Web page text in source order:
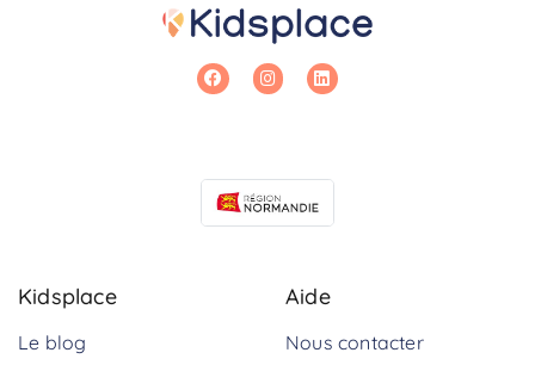
Kidsplace
Le blog
Aide
Nous contacter